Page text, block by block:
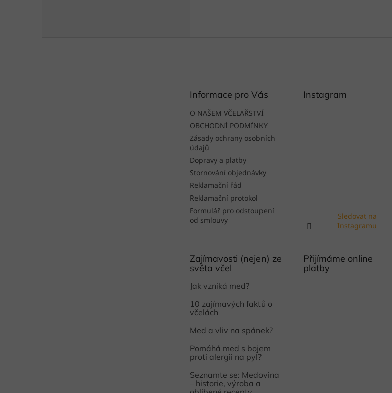
Informace pro Vás
O NAŠEM VČELAŘSTVÍ
OBCHODNÍ PODMÍNKY
Zásady ochrany osobních
údajů
Dopravy a platby
Stornování objednávky
Reklamační řád
Reklamační protokol
Formulář pro odstoupení
od smlouvy
Instagram
Sledovat na
Instagramu
Zajímavosti (nejen) ze
světa včel
Jak vzniká med?
10 zajímavých faktů o
včelách
Med a vliv na spánek?
Pomáhá med s bojem
proti alergii na pyl?
Seznamte se: Medovina
– historie, výroba a
Přijímáme online
platby